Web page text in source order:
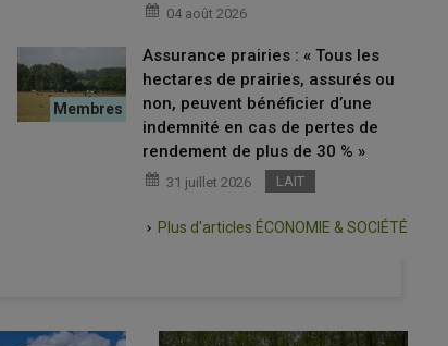
04 août 2026
Assurance prairies : « Tous les
hectares de prairies, assurés ou
non, peuvent bénéficier d’une
indemnité en cas de pertes de
rendement de plus de 30 % »
31 juillet 2026 LAIT
Plus d'articles ÉCONOMIE & SOCIÉTÉ